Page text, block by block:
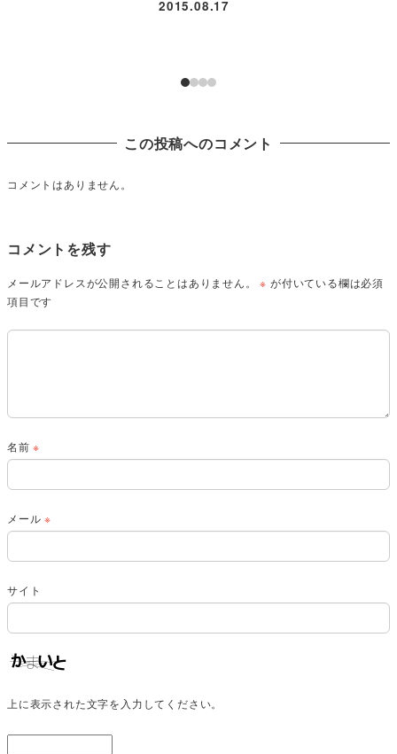
2015.08.17
この投稿へのコメント
コメントはありません。
コメントを残す
メールアドレスが公開されることはありません。 ※ が付いている欄は必須
項目です
名前※
メール※
サイト
上に表示された文字を入力してください。